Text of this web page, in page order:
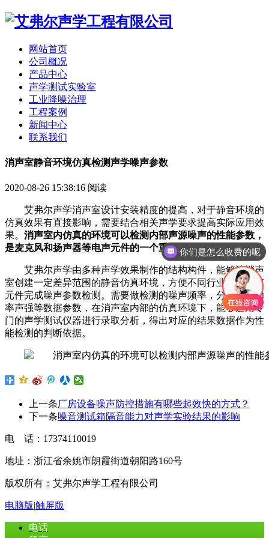
网站首页
公司概况
产品中心
声学测试实验室
工业降噪治理
工程案例
新闻中心
联系我们
消声室静音环境仿真检测声学噪声参数
2020-08-26 15:38:16 阅读
艾弗尔声学消声室设计安装精度的提高，对于静音环境的
仿真效果有直接影响，需要结合相关声学要求提高实际应用效
果。 消声室内仿真的环境可以检测内部声源噪声的性能参数，
是麦克风和扬声器等电声元件的一个重要测试项目。
艾弗尔声学由多种声学效果制作的结构构件，能够让消声
室创建一定差异范围的静音仿真环境，方便不同行业下的电声
元件完成噪声参数检测。需要做检测的噪声频率，分贝值和功
率声强等数据参数，在消声室内部的仿真环境下，能够运用专
门的声学测试仪器进行录取分析，得出对应的结果数据作为性
能检测的判断依据。
上一条厂房设备噪声防控措施有哪些起效快的方式？
下一条噪音测试箱隔音能力对声学实验结果的影响
电 话：17374110019
地址：浙江省余姚市朗霞街道朝阳路160号
版权所有：艾弗尔声学工程有限公司
电脑版|触屏版
电话
你们是怎么收费的呢